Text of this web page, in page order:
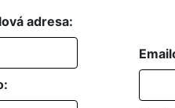
adresa: